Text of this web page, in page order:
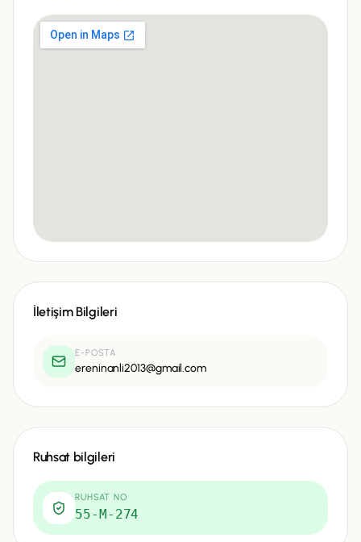
İletişim Bilgileri
E-POSTA
ereninanli2013@gmail.com
Ruhsat bilgileri
RUHSAT NO
55-M-274